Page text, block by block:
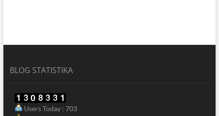
BLOG STATISTIKA
Users Today : 703